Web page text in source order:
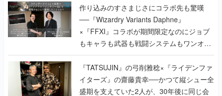
もキャラも武器も戦闘システムもワンオフ
で作り込まれた理由を両ディレクターに聞
く
『TATSUJIN』の弓削雅稔×『ライデンファ
イターズ』の齋藤貴幸──かつて縦シュー全
盛期を支えていた2人が、30年後に同じ会
社で机を並べる理由とは。新作
『TATSUJIN EXTREME』で初タッグを組
んだレジェンド2人に訊く開発秘話
実写映像1000分、ルート分岐100種類以